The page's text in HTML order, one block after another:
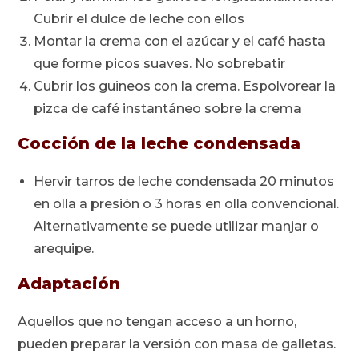
Cubrir el dulce de leche con ellos
Montar la crema con el azúcar y el café hasta
que forme picos suaves. No sobrebatir
Cubrir los guineos con la crema. Espolvorear la
pizca de café instantáneo sobre la crema
Cocción de la leche condensada
Hervir tarros de leche condensada 20 minutos
en olla a presión o 3 horas en olla convencional.
Alternativamente se puede utilizar manjar o
arequipe.
Adaptación
Aquellos que no tengan acceso a un horno,
pueden preparar la versión con masa de galletas.